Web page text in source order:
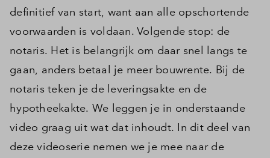
definitief van start, want aan alle opschortende
voorwaarden is voldaan. Volgende stop: de
notaris. Het is belangrijk om daar snel langs te
gaan, anders betaal je meer bouwrente. Bij de
notaris teken je de leveringsakte en de
hypotheekakte. We leggen je in onderstaande
video graag uit wat dat inhoudt. In dit deel van
deze videoserie nemen we je mee naar de